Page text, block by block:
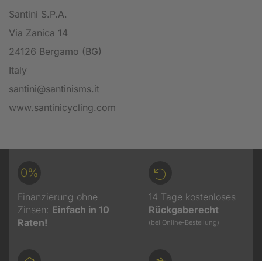
Santini S.P.A.
Via Zanica 14
24126 Bergamo (BG)
Italy
santini@santinisms.it
www.santinicycling.com
0%
Finanzierung ohne
Zinsen: Einfach in 10
Raten!
14 Tage kostenloses
Rückgaberecht
(bei Online-Bestellung)